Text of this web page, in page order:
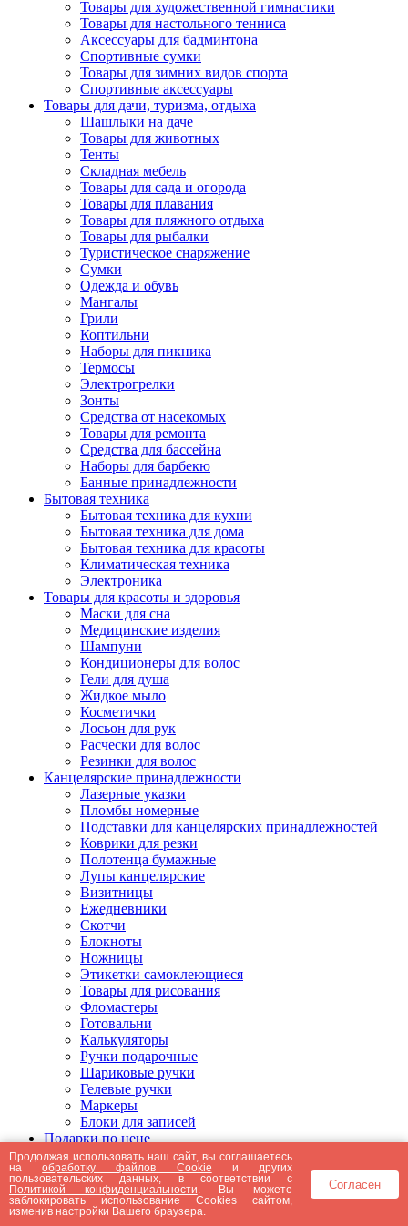
Товары для художественной гимнастики
Товары для настольного тенниса
Аксессуары для бадминтона
Спортивные сумки
Товары для зимних видов спорта
Спортивные аксессуары
Товары для дачи, туризма, отдыха
Шашлыки на даче
Товары для животных
Тенты
Складная мебель
Товары для сада и огорода
Товары для плавания
Товары для пляжного отдыха
Товары для рыбалки
Туристическое снаряжение
Сумки
Одежда и обувь
Мангалы
Грили
Коптильни
Наборы для пикника
Термосы
Электрогрелки
Зонты
Средства от насекомых
Товары для ремонта
Средства для бассейна
Наборы для барбекю
Банные принадлежности
Бытовая техника
Бытовая техника для кухни
Бытовая техника для дома
Бытовая техника для красоты
Климатическая техника
Электроника
Товары для красоты и здоровья
Маски для сна
Медицинские изделия
Шампуни
Кондиционеры для волос
Гели для душа
Жидкое мыло
Косметички
Лосьон для рук
Расчески для волос
Резинки для волос
Канцелярские принадлежности
Лазерные указки
Пломбы номерные
Подставки для канцелярских принадлежностей
Коврики для резки
Полотенца бумажные
Лупы канцелярские
Визитницы
Ежедневники
Скотчи
Блокноты
Ножницы
Этикетки самоклеющиеся
Товары для рисования
Фломастеры
Готовальни
Калькуляторы
Ручки подарочные
Шариковые ручки
Гелевые ручки
Маркеры
Блоки для записей
Подарки по цене
Подарки от 5000 рублей
Подарки до 5000 рублей
Подарки до 3000 рублей
Подарки до 2000 рублей
Подарки до 1000 рублей
Продолжая использовать наш сайт, вы соглашаетесь
наобработку файлов Cookie и других
пользовательских данных, в соответствии с
Политикой конфиденциальности . Вы можете
заблокировать использование Cookies сайтом,
изменив настройки Вашего браузера.
Согласен